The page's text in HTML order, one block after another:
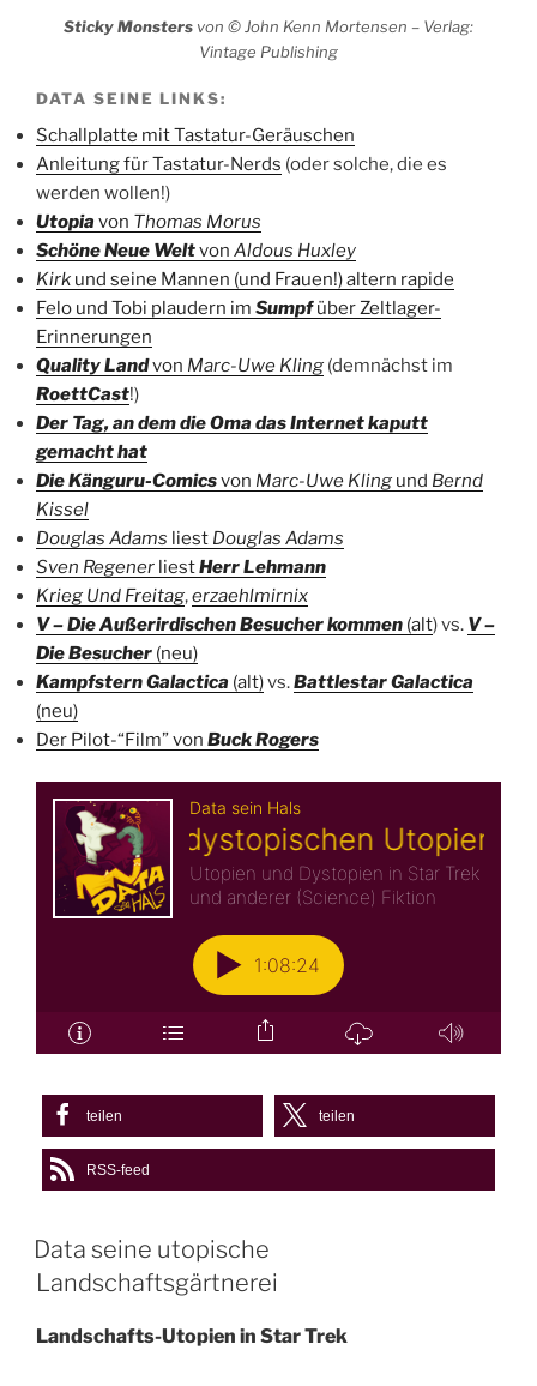
Sticky Monsters von © John Kenn Mortensen – Verlag:
Vintage Publishing
DATA SEINE LINKS:
Schallplatte mit Tastatur-Geräuschen
Anleitung für Tastatur-Nerds (oder solche, die es
werden wollen!)
Utopia von Thomas Morus
Schöne Neue Weltvon Aldous Huxley
Kirk und seine Mannen (und Frauen!) altern rapide
Felo und Tobi plaudern im Sumpfüber Zeltlager-
Erinnerungen
Quality Landvon Marc-Uwe Kling (demnächst im
RoettCast!)
Der Tag, an dem die Oma das Internet kaputt
gemacht hat
Die Känguru-Comicsvon Marc-Uwe Kling und Bernd
Kissel
Douglas Adams liest Douglas Adams
Sven Regener liestHerr Lehmann
Krieg Und Freitag,erzaehlmirnix
V – Die Außerirdischen Besucher kommen (alt) vs. V –
Die Besucher (neu)
Kampfstern Galactica (alt)vs.Battlestar Galactica
(neu)
Der Pilot-“Film” von Buck Rogers
teilen teilen
RSS-feed
Data seine utopische
Landschaftsgärtnerei
Landschafts-Utopien in Star Trek